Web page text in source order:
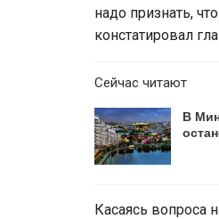
надо признать,
констатировал
Сейчас читают
В
Касаясь вопроса